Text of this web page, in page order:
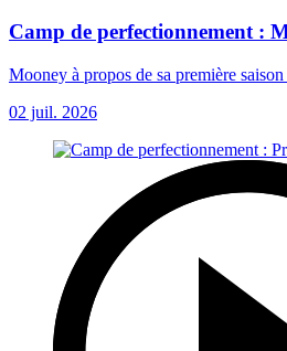
Camp de perfectionnement :
Mooney à propos de sa première
02 juil. 2026